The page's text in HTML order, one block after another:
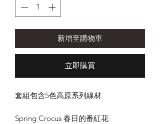
新增至購物車
立即購買
套組包含5色高原系列線材
Spring Crocus 春日的番紅花